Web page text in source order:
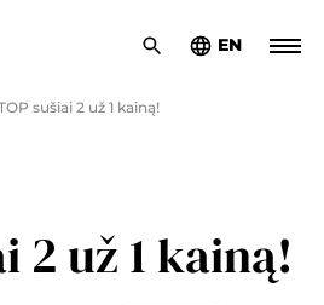
EN
sušiai 2 už 1 kainą!
2 už 1 kainą!